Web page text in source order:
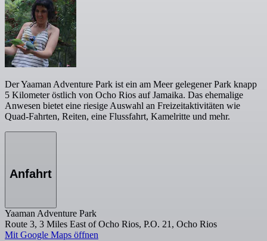
Der Yaaman Adventure Park ist ein am Meer gelegener Park knapp
5 Kilometer östlich von Ocho Rios auf Jamaika. Das ehemalige
Anwesen bietet eine riesige Auswahl an Freizeitaktivitäten wie
Quad-Fahrten, Reiten, eine Flussfahrt, Kamelritte und mehr.
Anfahrt
Yaaman Adventure Park
Route 3, 3 Miles East of Ocho Rios, P.O. 21, Ocho Rios
Mit Google Maps öffnen